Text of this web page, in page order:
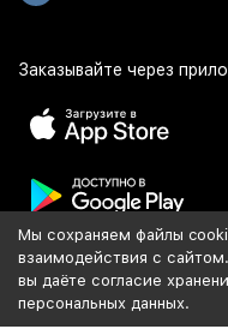
Заказывайте через
Популярное
Мы сохраняем файлы
взаимодействия с
вы даёте согласие
персональных данных.